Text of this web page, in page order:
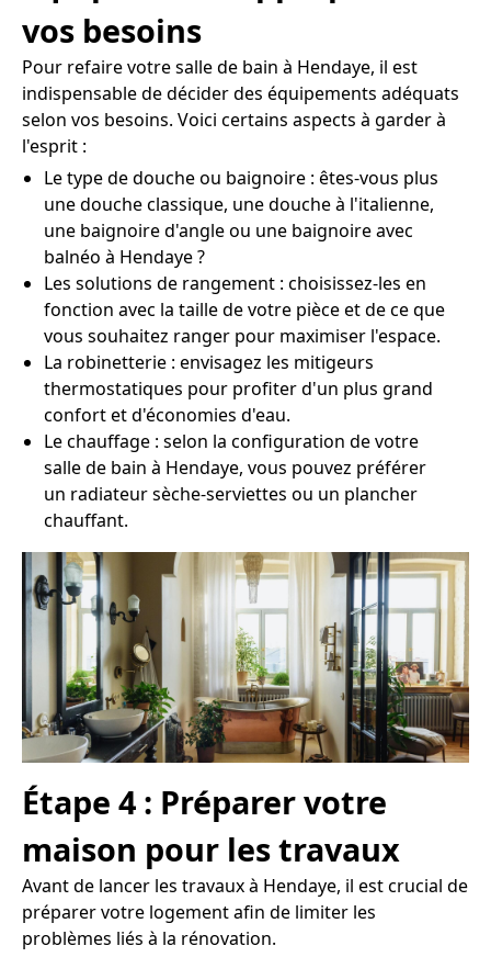
vos besoins
Pour refaire votre salle de bain à Hendaye, il est
indispensable de décider des équipements adéquats
selon vos besoins. Voici certains aspects à garder à
l'esprit :
Le type de douche ou baignoire : êtes-vous plus
une douche classique, une douche à l'italienne,
une baignoire d'angle ou une baignoire avec
balnéo à Hendaye ?
Les solutions de rangement : choisissez-les en
fonction avec la taille de votre pièce et de ce que
vous souhaitez ranger pour maximiser l'espace.
La robinetterie : envisagez les mitigeurs
thermostatiques pour profiter d'un plus grand
confort et d'économies d'eau.
Le chauffage : selon la configuration de votre
salle de bain à Hendaye, vous pouvez préférer
un radiateur sèche-serviettes ou un plancher
chauffant.
Étape 4 : Préparer votre
maison pour les travaux
Avant de lancer les travaux à Hendaye, il est crucial de
préparer votre logement afin de limiter les
problèmes liés à la rénovation.